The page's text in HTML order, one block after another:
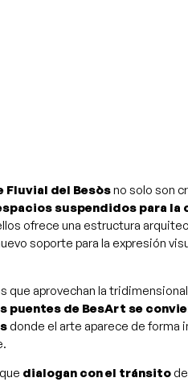
Fluvial del Besòsno solo son
suspendidos para la
ofrece una estructura
soporte para la expresión
que aprovechan la
puentes de BesArt se
donde el arte aparece de forma
dialogan con el tránsito